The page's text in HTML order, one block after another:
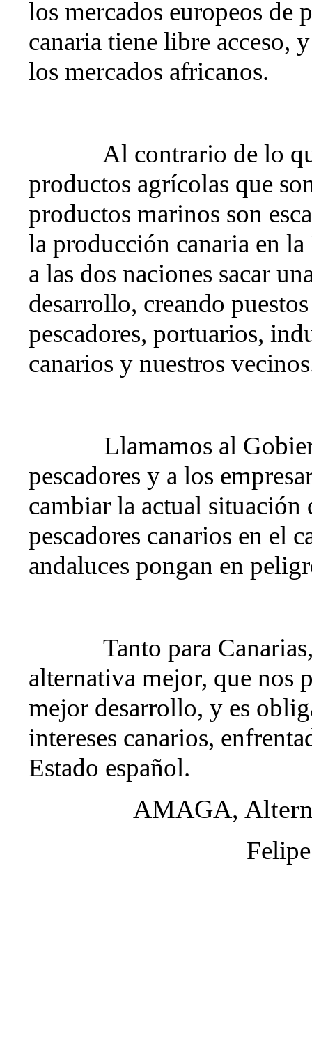
los mercados europeos de
canaria tiene libre acceso,
los mercados africanos.
Al contrario de lo
productos agrícolas que
productos marinos son
la producción canaria en
a las dos naciones sacar
desarrollo, creando
pescadores, portuarios,
canarios y nuestros
Llamamos al
pescadores y a los
cambiar la actual
pescadores canarios en el
andaluces pongan en
Tanto para
alternativa mejor, que nos
mejor desarrollo, y es
intereses canarios,
Estado español.
AMAGA,